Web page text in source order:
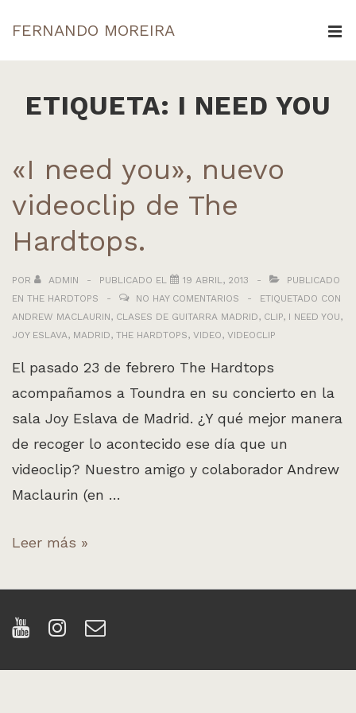
Saltar
al
principal
FERNANDO MOREIRA
principal
ETIQUETA: I NEED YOU
«I need you», nuevo
videoclip de The
Hardtops.
POR ADMIN PUBLICADO EL 19 ABRIL, 2013
PUBLICADO
EN THE HARDTOPS NO HAY COMENTARIOS
ETIQUETADO CON
ANDREW MACLAURIN, CLASES DE GUITARRA MADRID, CLIP, I NEED YOU,
JOY ESLAVA, MADRID, THE HARDTOPS, VIDEO, VIDEOCLIP
El pasado 23 de febrero The Hardtops
acompañamos a Toundra en su concierto en la
sala Joy Eslava de Madrid. ¿Y qué mejor manera
de recoger lo acontecido ese día que un
videoclip? Nuestro amigo y colaborador Andrew
Maclaurin (en …
«I
you»,
nuevo
videoclip
de
Leer más »